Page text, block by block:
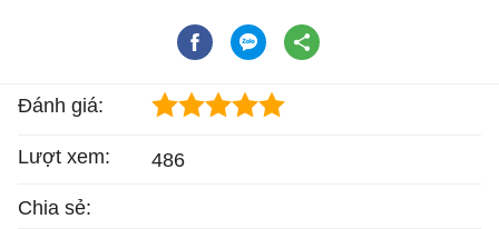
Đánh giá:
Lượt xem: 486
Chia sẻ: